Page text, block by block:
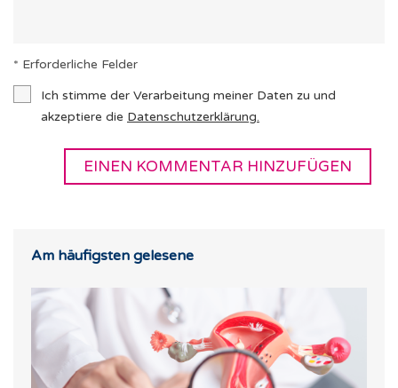
* Erforderliche Felder
Ich stimme der Verarbeitung meiner Daten zu und
akzeptiere die Datenschutzerklärung.
Am häufigsten gelesene